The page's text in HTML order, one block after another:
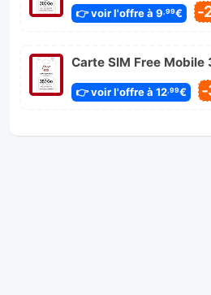
👉 voir l'offre à 9 ,99€ -
Carte SIM Free Mobile
👉 voir l'offre à 12,99€ -